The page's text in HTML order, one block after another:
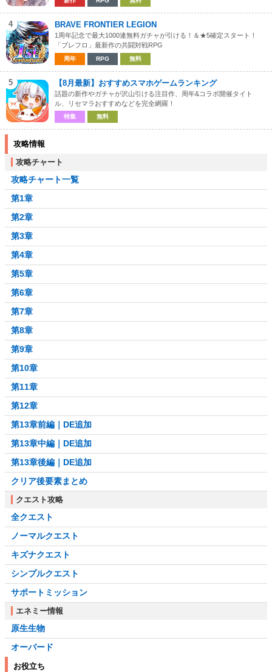
4 BRAVE FRONTIER LEGION
1周年記念で最大1000連無料ガチャが引ける！＆★5確定スタート！
「ブレフロ」最新作の共闘対戦RPG
周年 RPG 無料
5 【8月最新】おすすめスマホゲームランキング
話題の新作やガチャが沢山引ける注目作、周年&コラボ開催タイト
ル、リセマラおすすめなどを完全網羅！
特集 無料
攻略情報
攻略チャート
攻略チャート一覧
第1章
第2章
第3章
第4章
第5章
第6章
第7章
第8章
第9章
第10章
第11章
第12章
第13章前編｜DE追加
第13章中編｜DE追加
第13章後編｜DE追加
クリア後要素まとめ
クエスト攻略
全クエスト
ノーマルクエスト
キズナクエスト
シンプルクエスト
サポートミッション
エネミー情報
原生生物
オーバード
お役立ち